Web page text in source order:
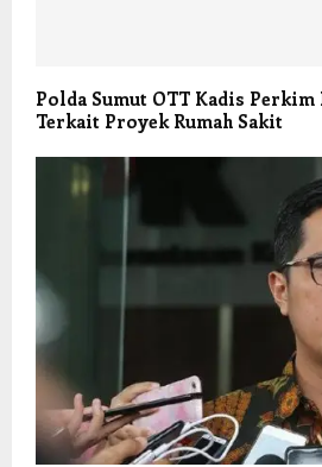
Polda Sumut OTT Kadis Perkim
Terkait Proyek Rumah Sakit